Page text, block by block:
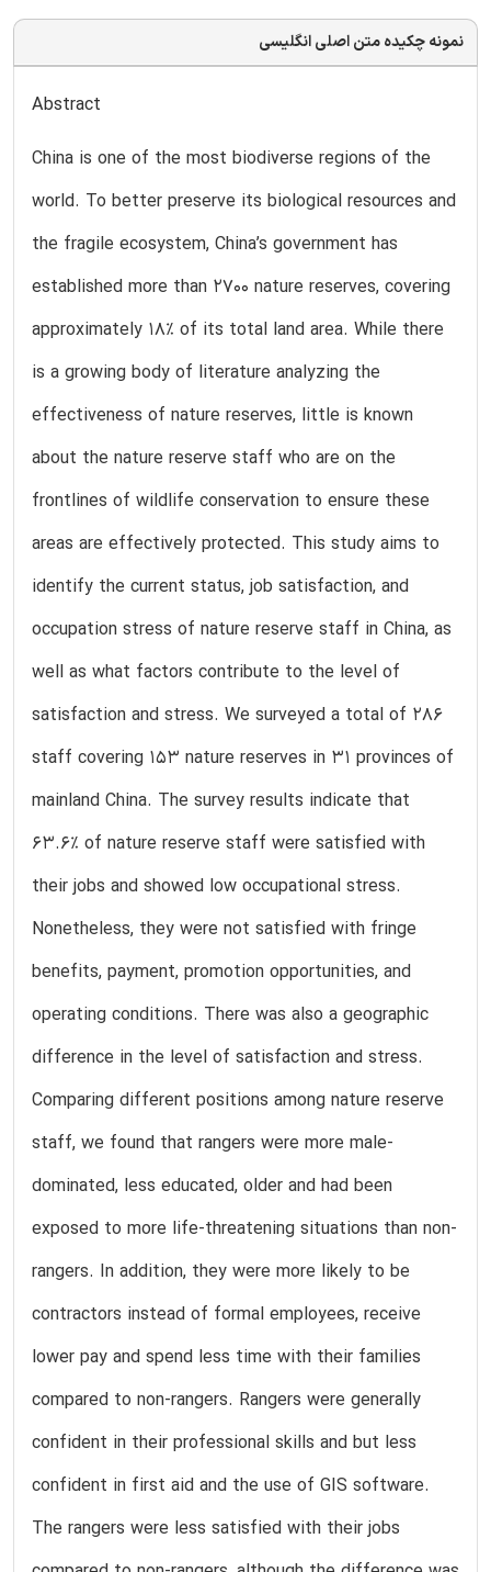
نمونه چکیده متن اصلی انگلیسی
Abstract
China is one of the most biodiverse regions of the
world. To better preserve its biological resources and
the fragile ecosystem, China’s government has
established more than 2700 nature reserves, covering
approximately 18% of its total land area. While there
is a growing body of literature analyzing the
effectiveness of nature reserves, little is known
about the nature reserve staff who are on the
frontlines of wildlife conservation to ensure these
areas are effectively protected. This study aims to
identify the current status, job satisfaction, and
occupation stress of nature reserve staff in China, as
well as what factors contribute to the level of
satisfaction and stress. We surveyed a total of 286
staff covering 153 nature reserves in 31 provinces of
mainland China. The survey results indicate that
63.6% of nature reserve staff were satisfied with
their jobs and showed low occupational stress.
Nonetheless, they were not satisfied with fringe
benefits, payment, promotion opportunities, and
operating conditions. There was also a geographic
difference in the level of satisfaction and stress.
Comparing different positions among nature reserve
staff, we found that rangers were more male-
dominated, less educated, older and had been
exposed to more life-threatening situations than non-
rangers. In addition, they were more likely to be
contractors instead of formal employees, receive
lower pay and spend less time with their families
compared to non-rangers. Rangers were generally
confident in their professional skills and but less
confident in first aid and the use of GIS software.
The rangers were less satisfied with their jobs